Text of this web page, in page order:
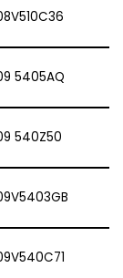
5405AQ
540Z50